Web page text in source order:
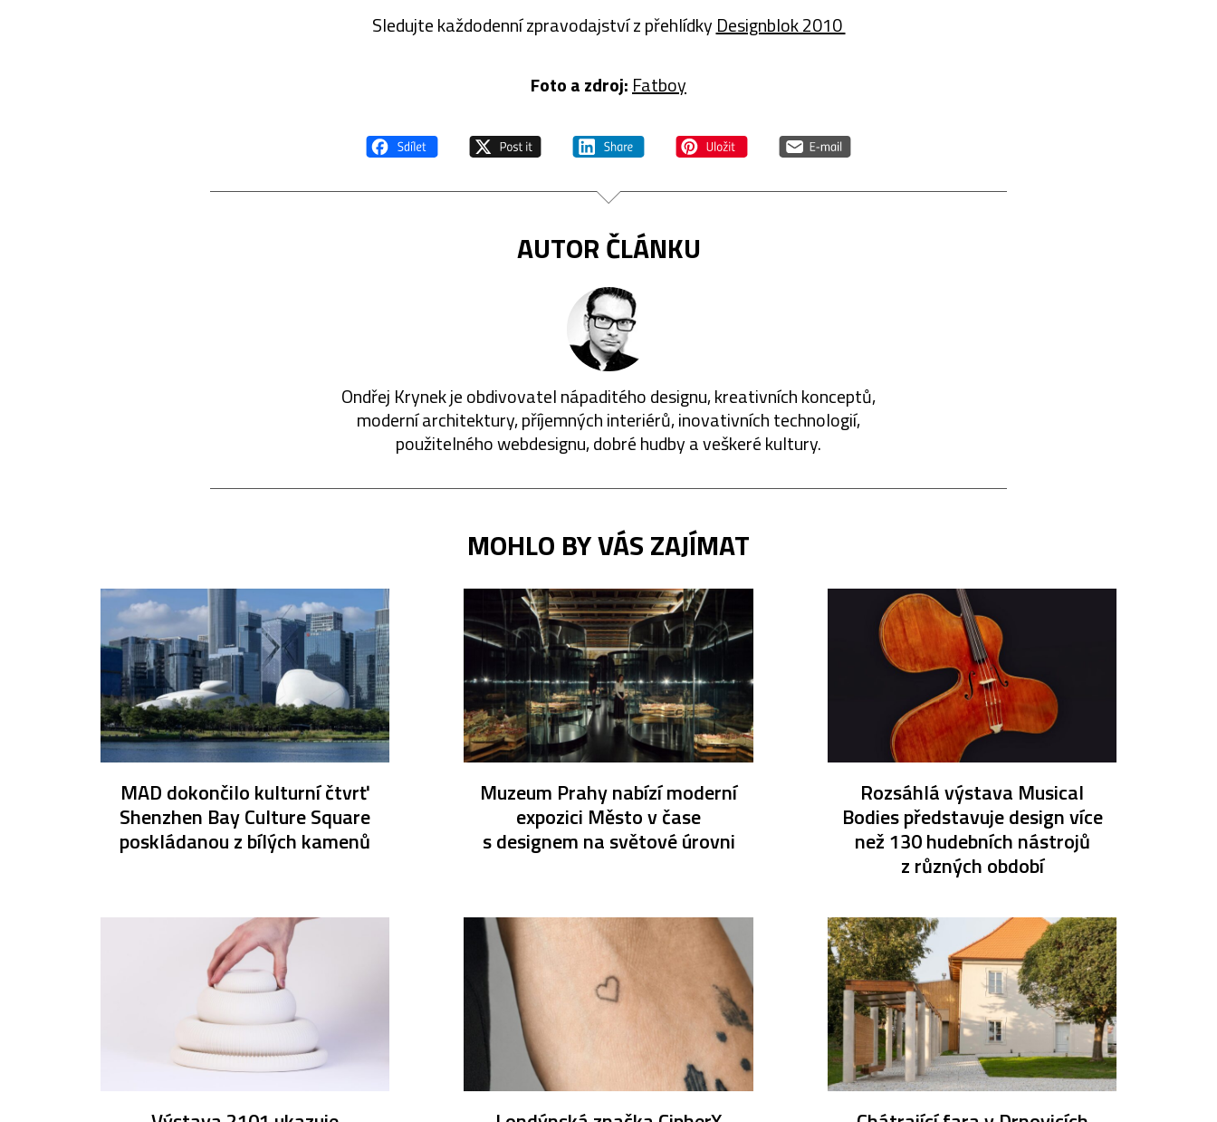
Sledujte každodenní zpravodajství z přehlídkyDesignblok 2010
Foto a zdroj:Fatboy
AUTOR ČLÁNKU
Ondřej Krynek je obdivovatel nápaditého designu, kreativních konceptů,
moderní architektury, příjemných interiérů, inovativních technologií,
použitelného webdesignu, dobré hudby a veškeré kultury.
MOHLO BY VÁS ZAJÍMAT
MAD dokončilo kulturní čtvrť
Shenzhen Bay Culture Square
poskládanou z bílých kamenů
Muzeum Prahy nabízí moderní
expozici Město v čase
s designem na světové úrovni
Rozsáhlá výstava Musical
Bodies představuje design více
než 130 hudebních nástrojů
z různých období